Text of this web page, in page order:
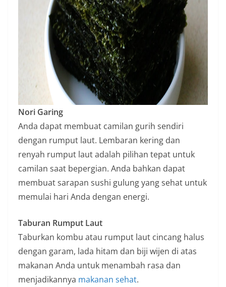
Nori Garing
Anda dapat membuat camilan gurih sendiri
dengan rumput laut. Lembaran kering dan
renyah rumput laut adalah pilihan tepat untuk
camilan saat bepergian. Anda bahkan dapat
membuat sarapan sushi gulung yang sehat untuk
memulai hari Anda dengan energi.
Taburan Rumput Laut
Taburkan kombu atau rumput laut cincang halus
dengan garam, lada hitam dan biji wijen di atas
makanan Anda untuk menambah rasa dan
menjadikannya makanan sehat.